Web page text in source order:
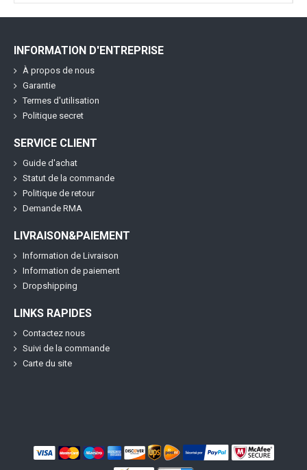
INFORMATION D'ENTREPRISE
À propos de nous
Garantie
Termes d'utilisation
Politique secret
SERVICE CLIENT
Guide d'achat
Statut de la commande
Politique de retour
Demande RMA
LIVRAISON&PAIEMENT
Information de Livraison
Information de paiement
Dropshipping
LINKS RAPIDES
Contactez nous
Suivi de la commande
Carte du site